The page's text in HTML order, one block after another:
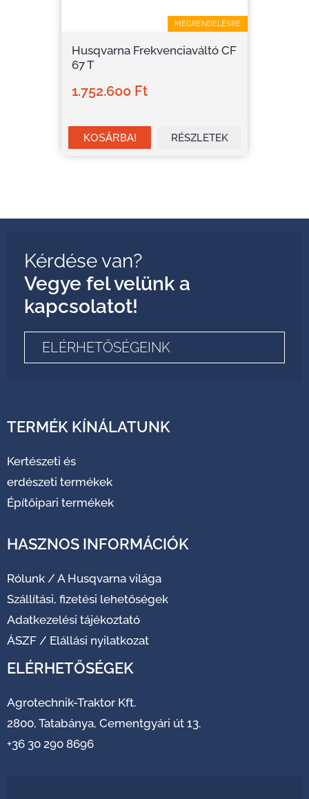
MEGRENDELÉSRE
Husqvarna Frekvenciaváltó CF
67 T
1.752.600 Ft
RÉSZLETEK
Kérdése van?
Vegye fel velünk a
kapcsolatot!
ELÉRHETŐSÉGEINK
TERMÉK KÍNÁLATUNK
Kertészeti és
erdészeti termékek
Építőipari termékek
HASZNOS INFORMÁCIÓK
Rólunk / A Husqvarna világa
Szállítási, fizetési lehetőségek
Adatkezelési tájékoztató
ÁSZF / Elállási nyilatkozat
ELÉRHETŐSÉGEK
Agrotechnik-Traktor Kft.
2800, Tatabánya, Cementgyári út 13.
+36 30 290 8696